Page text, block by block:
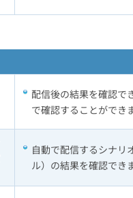
配信後の結果を確認で
で確認することができ
自動で配信するシナリ
ル）の結果を確認でき